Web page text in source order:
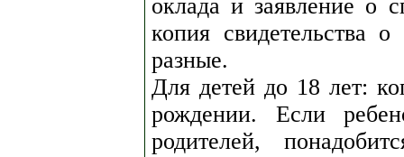
оклада и заявление о
копия свидетельства
разные.
Для детей до 18 лет:
рождении. Если
родителей,